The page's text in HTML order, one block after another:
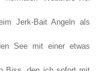
Jerk-Bait Angeln als
See mit einer etwas